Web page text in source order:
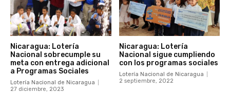
Nicaragua: Lotería
Nacional sobrecumple su
meta con entrega adicional
a Programas Sociales
Lotería Nacional de Nicaragua
27 diciembre, 2023
Nicaragua: Lotería
Nacional sigue cumpliendo
con los programas sociales
Lotería Nacional de Nicaragua
2 septiembre, 2022